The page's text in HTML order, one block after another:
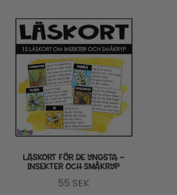
LÄSKORT FÖR DE YNGSTA –
INSEKTER OCH SMÅKRYP
55 SEK